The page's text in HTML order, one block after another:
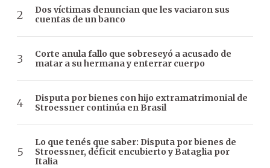
Dos víctimas denuncian que les vaciaron sus
cuentas de un banco
Corte anula fallo que sobreseyó a acusado de
matar a su hermana y enterrar cuerpo
Disputa por bienes con hijo extramatrimonial de
Stroessner continúa en Brasil
Lo que tenés que saber: Disputa por bienes de
Stroessner, déficit encubierto y Bataglia por
Italia